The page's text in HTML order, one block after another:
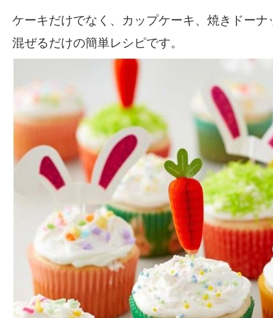
ケーキだけでなく、カップケーキ、焼きドーナ
混ぜるだけの簡単レシピです。